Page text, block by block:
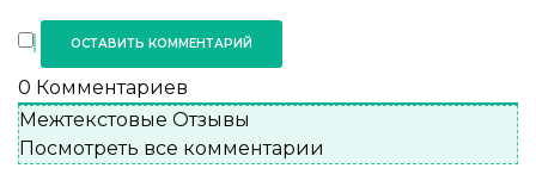
0 Комментариев
Межтекстовые Отзывы
Посмотреть все комментарии